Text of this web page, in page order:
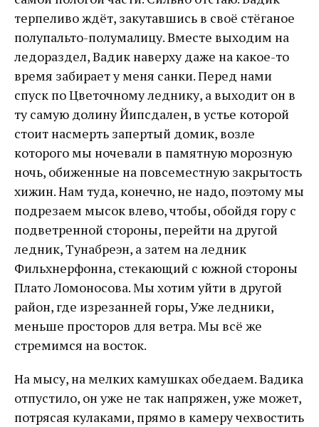
терпеливо ждёт, закутавшись в своё стёганое
полупальто-полумалицу. Вместе выходим на
ледораздел, Вадик наверху даже на какое-то
время забирает у меня санки. Перед нами
спуск по Цветочному леднику, а выходит он в
ту самую долину Йипсдален, в устье которой
стоит насмерть запертый домик, возле
которого мы ночевали в памятную морозную
ночь, обиженные на повсеместную закрытость
хижин. Нам туда, конечно, не надо, поэтому мы
подрезаем мысок влево, чтобы, обойдя гору с
подветренной стороны, перейти на другой
ледник, Тунабреэн, а затем на ледник
Фильхнерфонна, стекающий с южной стороны
Плато Ломоносова. Мы хотим уйти в другой
район, где изрезанней горы, Уже ледники,
меньше просторов для ветра. Мы всё же
стремимся на восток.
На мысу, на мелких камушках обедаем. Вадика
отпустило, он уже не так напряжен, уже может,
потрясая кулаками, прямо в камеру чехвостить